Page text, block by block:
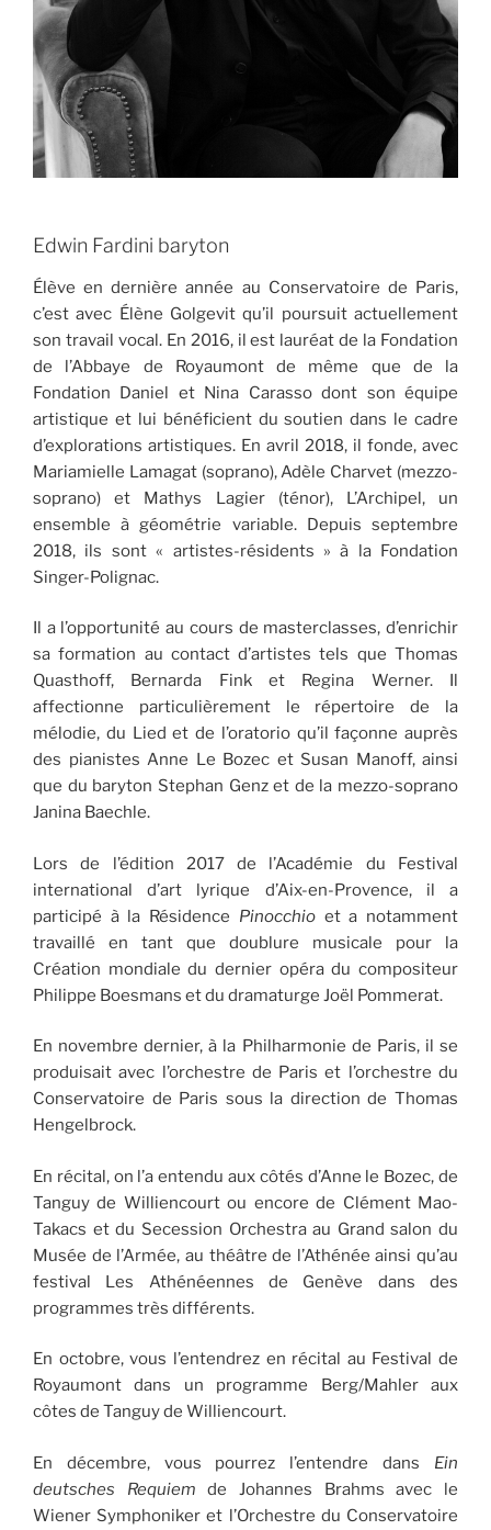
Edwin Fardini baryton
Élève en dernière année au Conservatoire de Paris,
c’est avec Élène Golgevit qu’il poursuit actuellement
son travail vocal. En 2016, il est lauréat de la Fondation
de l’Abbaye de Royaumont de même que de la
Fondation Daniel et Nina Carasso dont son équipe
artistique et lui bénéficient du soutien dans le cadre
d’explorations artistiques. En avril 2018, il fonde, avec
Mariamielle Lamagat (soprano), Adèle Charvet (mezzo-
soprano) et Mathys Lagier (ténor), L’Archipel, un
ensemble à géométrie variable. Depuis septembre
2018, ils sont « artistes-résidents » à la Fondation
Singer-Polignac.
Il a l’opportunité au cours de masterclasses, d’enrichir
sa formation au contact d’artistes tels que Thomas
Quasthoff, Bernarda Fink et Regina Werner. Il
affectionne particulièrement le répertoire de la
mélodie, du Lied et de l’oratorio qu’il façonne auprès
des pianistes Anne Le Bozec et Susan Manoff, ainsi
que du baryton Stephan Genz et de la mezzo-soprano
Janina Baechle.
Lors de l’édition 2017 de l’Académie du Festival
international d’art lyrique d’Aix-en-Provence, il a
participé à la Résidence Pinocchio et a notamment
travaillé en tant que doublure musicale pour la
Création mondiale du dernier opéra du compositeur
Philippe Boesmans et du dramaturge Joël Pommerat.
En novembre dernier, à la Philharmonie de Paris, il se
produisait avec l’orchestre de Paris et l’orchestre du
Conservatoire de Paris sous la direction de Thomas
Hengelbrock.
En récital, on l’a entendu aux côtés d’Anne le Bozec, de
Tanguy de Williencourt ou encore de Clément Mao-
Takacs et du Secession Orchestra au Grand salon du
Musée de l’Armée, au théâtre de l’Athénée ainsi qu’au
festival Les Athénéennes de Genève dans des
programmes très différents.
En octobre, vous l’entendrez en récital au Festival de
Royaumont dans un programme Berg/Mahler aux
côtes de Tanguy de Williencourt.
En décembre, vous pourrez l’entendre dans Ein
deutsches Requiemde Johannes Brahms avec le
Wiener Symphoniker et l’Orchestre du Conservatoire